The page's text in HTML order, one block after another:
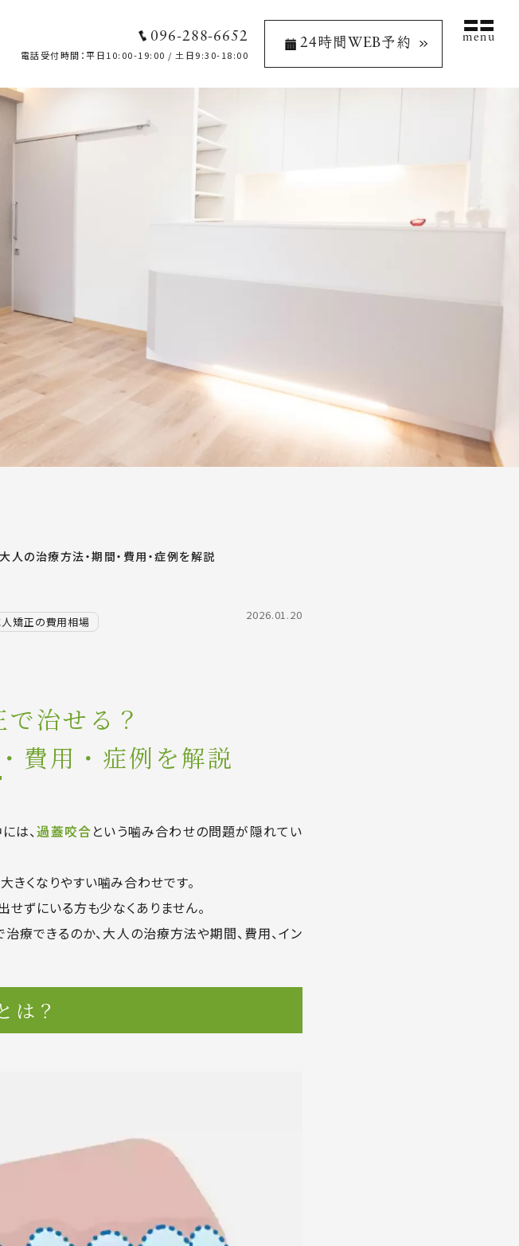
096-288-6652
電話受付時間：平日10:00-19:00 / 土日9:30-18:00
24時間WEB予約 menu
人の治療方法・期間・費用・症例を解説
矯正の費用相場 2026.01.20
で治せる？
費用・症例を解説
は、過蓋咬合という噛み合わせの問題が隠れてい
くなりやすい噛み合わせです。
せずにいる方も少なくありません。
療できるのか、大人の治療方法や期間、費用、イン
は？